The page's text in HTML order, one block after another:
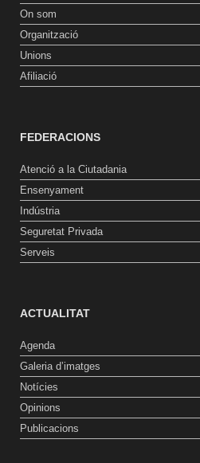
On som
Organització
Unions
Afiliació
FEDERACIONS
Atenció a la Ciutadania
Ensenyament
Indústria
Seguretat Privada
Serveis
ACTUALITAT
Agenda
Galeria d’imatges
Notícies
Opinions
Publicacions